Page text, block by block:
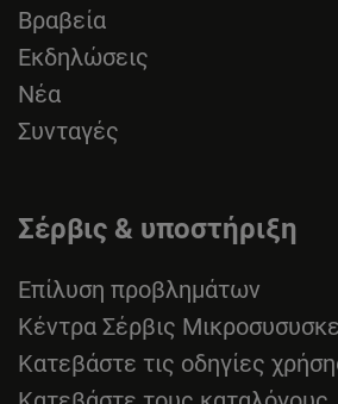
Βραβεία
Εκδηλώσεις
Νέα
Συνταγές
Σέρβις & υποστήριξη
Επίλυση προβλημάτων
Κέντρα Σέρβις
Κατεβάστε τις οδηγίες